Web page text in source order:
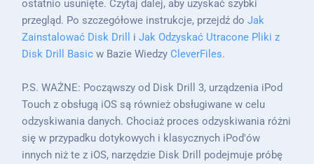
ostatnio usunięte. Czytaj dalej, aby uzyskać szybki
przegląd. Po szczegółowe instrukcje, przejdź do Jak
Zainstalować Disk Drill
i Jak Odzyskać Utracone Pliki z
Disk Drill Basic w Bazie Wiedzy CleverFiles.
P.S. WAŻNE: Począwszy od Disk Drill 3, urządzenia iPod
Touch z obsługą iOS są również obsługiwane w celu
odzyskiwania danych. Chociaż proces odzyskiwania różni
się w przypadku dotykowych i klasycznych iPod'ów
innych niż te z iOS, narzędzie Disk Drill podejmuje próbę